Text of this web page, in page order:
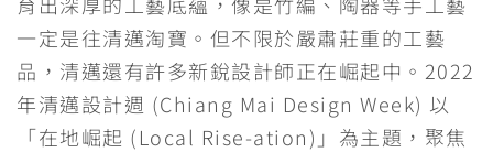
b
o
o
t
e
r
a
t
e
n
g
g
r
a
L
n
一定是往清邁淘寶。但不限於嚴肅莊重的工藝
品，清邁還有許多新銳設計師正在崛起中。2022
年清邁設計週 (Chiang Mai Design Week) 以
「在地崛起 (Local Rise-ation)」為主題，聚焦